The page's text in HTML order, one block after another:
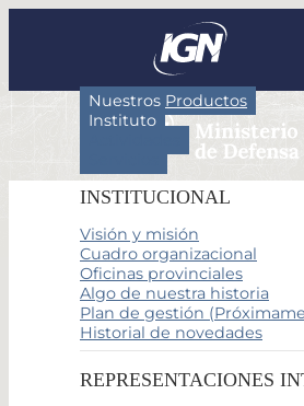
Nuestros Productos
Instituto
INSTITUCIONAL
Visión y misión
Cuadro organizacional
Oficinas provinciales
Algo de nuestra historia
Plan de gestión
Historial de novedades
REPRESENTACIONES